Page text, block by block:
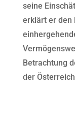
seine
erklärt er den
Betrachtung
der